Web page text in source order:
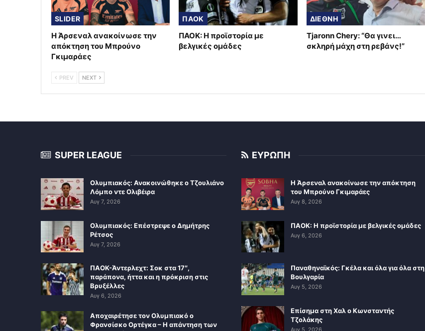
SLIDER
Η Άρσεναλ ανακοίνωσε την
απόκτηση του Μπρούνο
Γκιμαράες
ΠΑΟΚ
ΠΑΟΚ: Η προϊστορία με
βελγικές ομάδες
ΔΙΕΘΝΗ
Tjaronn Chery: “Θα γινει…
σκληρή μάχη στη ρεβάνς!”
PREV NEXT
SUPER LEAGUE
Ολυμπιακός: Ανακοινώθηκε ο Τζουλιάνο
Λόμπο ντε Ολιβέιρα
Αυγ 7, 2026
Ολυμπιακός: Επέστρεψε ο Δημήτρης
Ρέτσος
Αυγ 7, 2026
ΠΑΟΚ-Άντερλεχτ: Σοκ στα 17″,
παράπονα, ήττα και η πρόκριση στις
Βρυξέλλες
Αυγ 6, 2026
Αποχαιρέτησε τον Ολυμπιακό ο
Φρανσίσκο Ορτέγκα – Η απάντηση των
ΕΥΡΩΠΗ
Η Άρσεναλ ανακοίνωσε την απόκτηση
του Μπρούνο Γκιμαράες
Αυγ 8, 2026
ΠΑΟΚ: Η προϊστορία με βελγικές ομάδες
Αυγ 6, 2026
Παναθηναϊκός: Γκέλα και όλα για όλα στη
Βουλγαρία
Αυγ 5, 2026
Επίσημα στη Χαλ ο Κωνσταντής
Τζολάκης
Αυγ 5, 2026